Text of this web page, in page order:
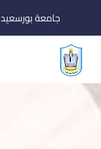
إلى
المحتوى
جامعة بورسعيد